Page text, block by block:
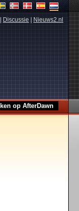
Discussie Nieuws2.nl